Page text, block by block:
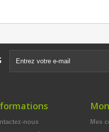
nous
Mes